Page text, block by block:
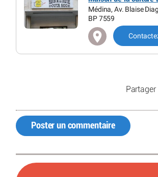
Médina, Av. Blaise
BP 7559
Poster un commentaire